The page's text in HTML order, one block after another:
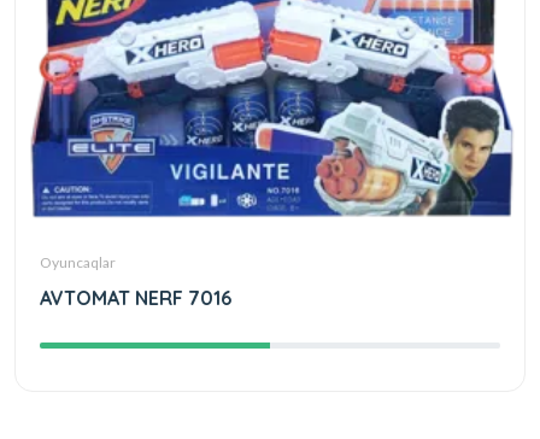
Oyuncaqlar
AVTOMAT NERF 7016